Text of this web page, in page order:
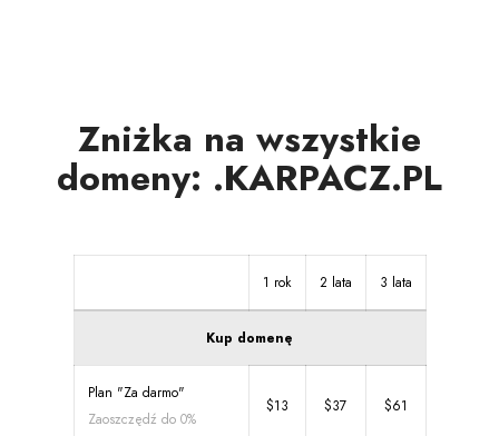
Zniżka na wszystkie
domeny: .KARPACZ.PL
1 rok 2 lata 3 lata
Kup domenę
Plan "Za darmo"
Zaoszczędź do 0%
$13 $37 $61